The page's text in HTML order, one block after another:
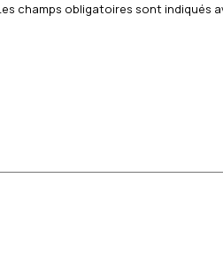
champs obligatoires sont indiqués